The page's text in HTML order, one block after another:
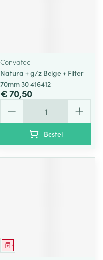
Convatec
Natura + g/z Beige + Filter
70mm 30 416412
€ 70,50
Bestel
Geneesmiddel